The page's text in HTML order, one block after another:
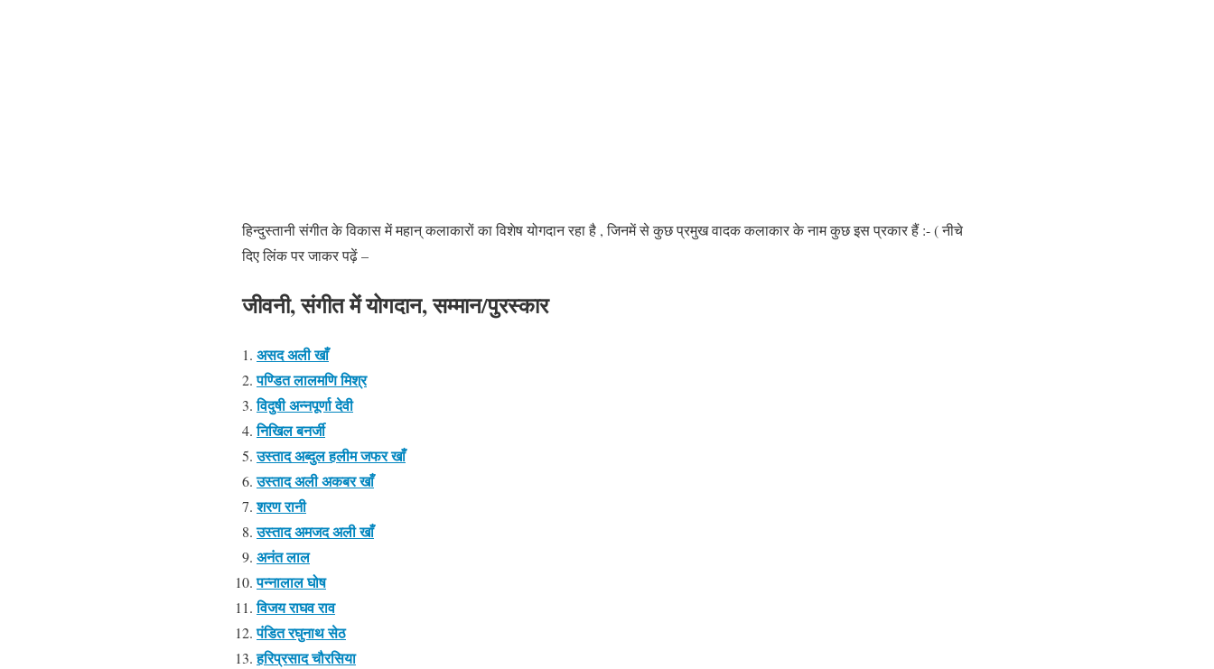
हिन्दुस्तानी संगीत के विकास में महान् कलाकारों का विशेष योगदान रहा है , जिनमें से कुछ प्रमुख वादक कलाकार के नाम कुछ इस प्रकार हैं :- ( नीचे
दिए लिंक पर जाकर पढ़ें –
जीवनी, संगीत में योगदान, सम्मान/पुरस्कार
असद अली खाँ
पण्डित लालमणि मिश्र
विदुषी अन्नपूर्णा देवी
निखिल बनर्जी
उस्ताद अब्दुल हलीम जफर खाँ
उस्ताद अली अकबर खाँ
शरण रानी
उस्ताद अमजद अली खाँ
अनंत लाल
पन्नालाल घोष
विजय राघव राव
पंडित रघुनाथ सेठ
हरिप्रसाद चौरसिया